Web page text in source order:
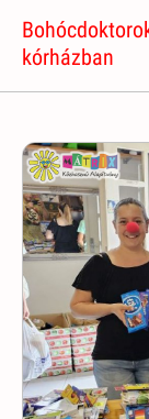
kórházban